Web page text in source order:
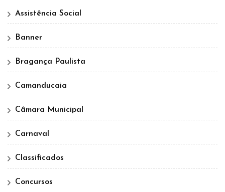
Assistência Social
Banner
Bragança Paulista
Camanducaia
Câmara Municipal
Carnaval
Classificados
Concursos